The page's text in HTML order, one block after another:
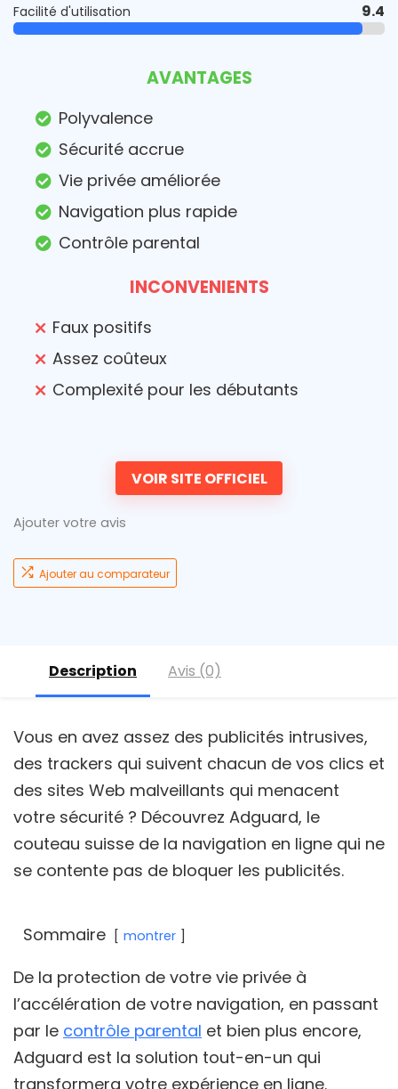
Facilité d'utilisation 9.4
AVANTAGES
Polyvalence
Sécurité accrue
Vie privée améliorée
Navigation plus rapide
Contrôle parental
INCONVENIENTS
Faux positifs
Assez coûteux
Complexité pour les débutants
VOIR SITE OFFICIEL
Ajouter votre avis
Ajouter au comparateur
Description Avis (0)
Vous en avez assez des publicités intrusives,
des trackers qui suivent chacun de vos clics et
des sites Web malveillants qui menacent
votre sécurité ? Découvrez Adguard, le
couteau suisse de la navigation en ligne qui ne
se contente pas de bloquer les publicités.
Sommaire montrer
De la protection de votre vie privée à
l’accélération de votre navigation, en passant
par le contrôle parental et bien plus encore,
Adguard est la solution tout-en-un qui
transformera votre expérience en ligne.